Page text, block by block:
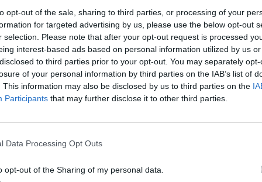
opt-out of the sale, sharing to third parties, or processing of your
for targeted advertising by us, please use the below opt-out
selection. Please note that after your opt-out request is processed
interest-based ads based on personal information utilized by us
to third parties prior to your opt-out. You may separately
of your personal information by third parties on the IAB’s list of
This information may also be disclosed by us to third parties on the
Participants that may further disclose it to other third parties.
Data Processing Opt Outs
opt-out of the Sharing of my personal data.
Székelyudvarhely
menekülteknek a magyar hatóságok Jász-
ki ideiglenes tartózkodási helyül. Az
háborús története bír-e olyan
olyan érzelmeket, beemelhető-e helyi
Csíkszereda és Hajdúnánás esetében?